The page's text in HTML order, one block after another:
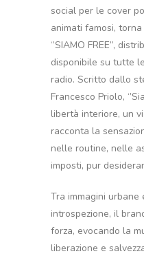
social per le cover
animati famosi,
‘’SIAMO FREE’’,
disponibile su tutte
radio. Scritto dallo
Francesco Priolo,
libertà interiore, un
racconta la
nelle routine, nelle
imposti, pur
Tra immagini urbane
introspezione, il
forza, evocando la
liberazione e